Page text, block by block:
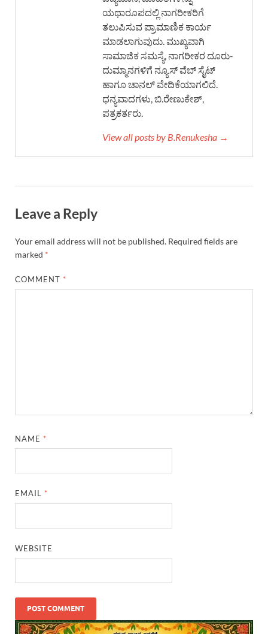
ಯಥಾರೂಪದಲ್ಲಿ ನಾಗರೀಕರಿಗೆ
ತಲುಪಿಸುವ ಪ್ರಾಮಾಣಿಕ ಕಾರ್ಯ
ಮಾಡಲಾಗುವುದು. ಮುಖ್ಯವಾಗಿ
ಸಾಮಾಜಿಕ ಸಮಸ್ಯೆ, ನಾಗರೀಕರ ದೂರು-
ದುಮ್ಮಾನಗಳಿಗೆ ನ್ಯೂಸ್ ವೆಬ್ ಸೈಟ್
ಹಾಗೂ ಚಾನಲ್ ವೇದಿಕೆಯಾಗಲಿದೆ.
ಧನ್ಯವಾದಗಳು, ಬಿ.ರೇಣುಕೇಶ್,
ಪತ್ರಕರ್ತರು.
View all posts by B.Renukesha →
Leave a Reply
Your email address will not be published. Required fields are
marked *
COMMENT *
NAME *
EMAIL *
WEBSITE